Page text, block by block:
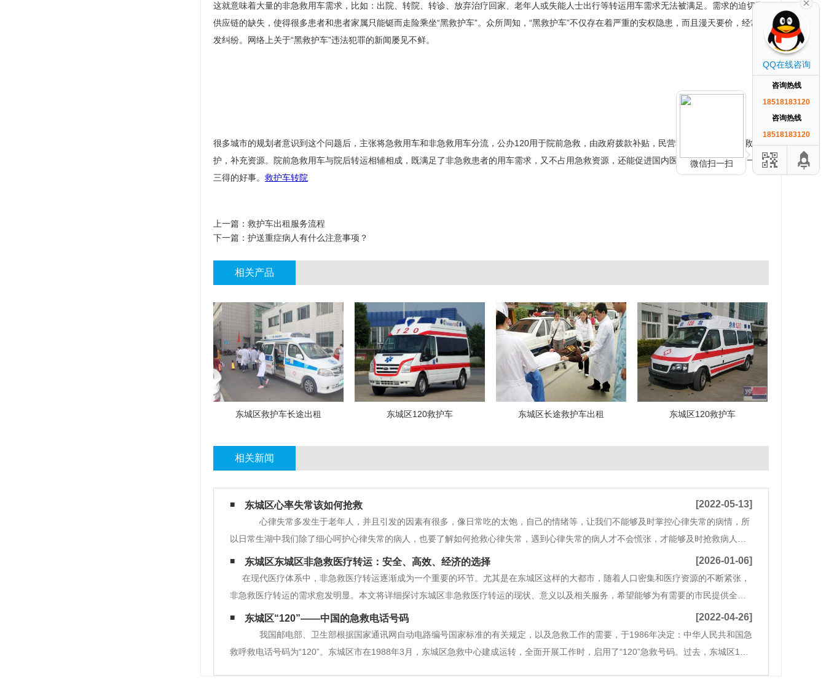
这就意味着大量的非急救用车需求，比如：出院、转院、转诊、放弃治疗回家、老年人或失能人士出行等转运用车需求无法被满足。需求的迫切和
供应链的缺失，使得很多患者和患者家属只能铤而走险乘坐“黑救护车”。众所周知，“黑救护车”不仅存在着严重的安权隐患，而且漫天要价，经常引
发纠纷。网络上关于“黑救护车”违法犯罪的新闻屡见不鲜。
很多城市的规划者意识到这个问题后，主张将急救用车和非急救用车分流，公办120用于院前急救，由政府拨款补贴，民营救护车用于非院前救
护，补充资源。院前急救用车与院后转运相辅相成，既满足了非急救患者的用车需求，又不占用急救资源，还能促进国内医疗水平的改善，是一举
三得的好事。 救护车转院
上一篇： 救护车出租服务流程
下一篇： 护送重症病人有什么注意事项？
相关产品
东城区救护车长途出租 东城区120救护车 东城区长途救护车出租 东城区120救护车
相关新闻
东城区心率失常该如何抢救 [2022-05-13]
心律失常多发生于老年人，并且引发的因素有很多，像日常吃的太饱，自己的情绪等，让我们不能够及时掌控心律失常的病情，所
以日常生湖中我们除了细心呵护心律失常的病人，也要了解如何抢救心律失常，遇到心律失常的病人才不会慌张，才能够及时抢救病人，
让心率失常的病人的危险降低，下面东城区急救车出租就介绍一下心律失常该如何急救。1、可以采用呼吸憋气法，就是让患者深
东城区东城区非急救医疗转运：安全、高效、经济的选择 [2026-01-06]
在现代医疗体系中，非急救医疗转运逐渐成为一个重要的环节。尤其是在东城区这样的大都市，随着人口密集和医疗资源的不断紧张，
非急救医疗转运的需求愈发明显。本文将详细探讨东城区非急救医疗转运的现状、意义以及相关服务，希望能够为有需要的市民提供全面
的信息和选择。 一、什么是非急救医疗转运？非急救医疗转运是指在非紧急情况下，将患者从一个医疗机构转移到另一个医疗机构的过
程。这种转运通常包括病人转院、进行检
东城区“120”——中国的急救电话号码 [2022-04-26]
我国邮电部、卫生部根据国家通讯网自动电路编号国家标准的有关规定，以及急救工作的需要，于1986年决定：中华人民共和国急
救呼救电话号码为“120”。东城区市在1988年3月，东城区急救中心建成运转，全面开展工作时，启用了“120”急救号码。过去，东城区120
QQ在线咨询
咨询热线
18518183120
咨询热线
18518183120
微信扫一扫